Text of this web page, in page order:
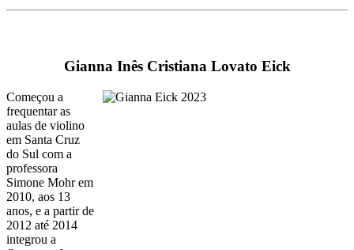
Gianna Inês Cristiana Lovato Eick
Começou a
frequentar as
aulas de violino
em Santa Cruz
do Sul com a
professora
Simone Mohr em
2010, aos 13
anos, e a partir de
2012 até 2014
integrou a